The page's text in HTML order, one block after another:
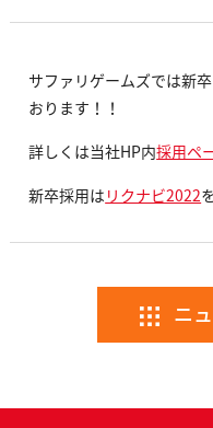
サファリゲームズでは新
おります！！
詳しくは当社HP内採用ペ
新卒採用は リクナビ2022
ニ